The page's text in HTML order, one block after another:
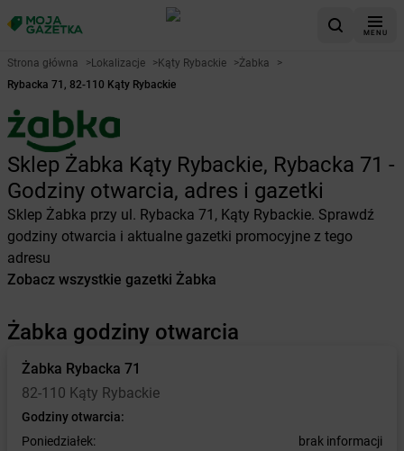
MENU
Strona główna >Lokalizacje >Kąty Rybackie >Żabka
>
Rybacka 71, 82-110 Kąty Rybackie
Sklep Żabka Kąty Rybackie, Rybacka 71 -
Godziny otwarcia, adres i gazetki
Sklep Żabka przy ul. Rybacka 71, Kąty Rybackie. Sprawdź
godziny otwarcia i aktualne gazetki promocyjne z tego
adresu
Zobacz wszystkie gazetki Żabka
Żabka godziny otwarcia
Żabka Rybacka 71
82-110 Kąty Rybackie
Godziny otwarcia:
Poniedziałek:
brak informacji